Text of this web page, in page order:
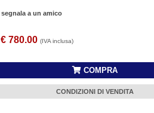
segnala a un amico
€ 780.00 (IVA inclusa)
COMPRA
CONDIZIONI DI VENDITA